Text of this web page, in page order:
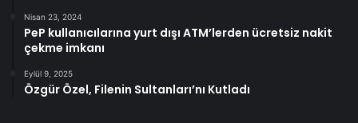
Nisan 23, 2024
PeP kullanıcılarına yurt dışı ATM’lerden ücretsiz nakit
çekme imkanı
Eylül 9, 2025
Özgür Özel, Filenin Sultanları’nı Kutladı